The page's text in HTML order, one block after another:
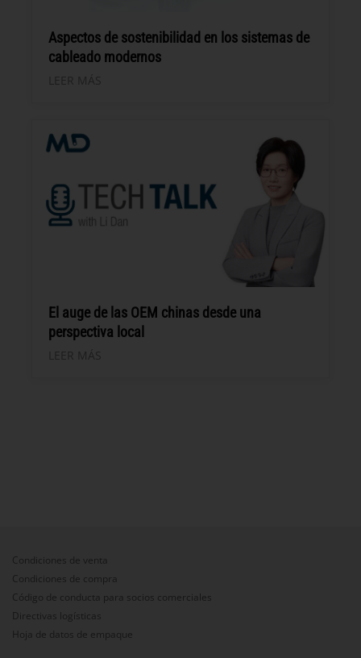
Aspectos de sostenibilidad en los sistemas de
cableado modernos
El auge de las OEM chinas desde una
perspectiva local
Condiciones de venta
Condiciones de compra
Código de conducta para socios comerciales
Directivas logísticas
Hoja de datos de empaque